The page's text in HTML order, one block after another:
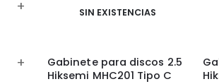
SIN EXISTENCIAS
Gabinete para discos 2.5
Hiksemi MHC201 Tipo C